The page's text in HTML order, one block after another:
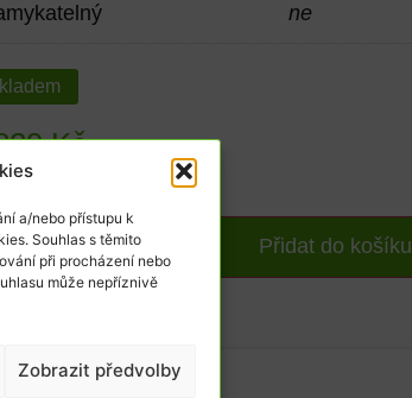
a/nebo přístupu k
Souhlas s těmito
při procházení nebo
může nepříznivě
Zobrazit předvolby
ne
Kč
Přidat do košíku